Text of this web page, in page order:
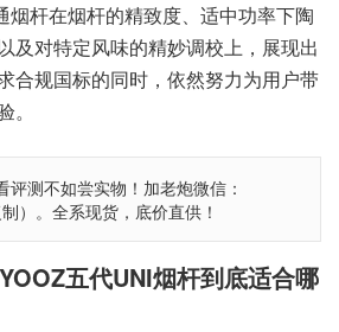
烟杆在烟杆的精致度、适中功率下陶
及对特定风味的精妙调校上，展现出
合规国标的同时，依然努力为用户带
评测不如尝实物！加老炮微信：
）。全系现货，底价直供！
五代UNI烟杆到底适合哪